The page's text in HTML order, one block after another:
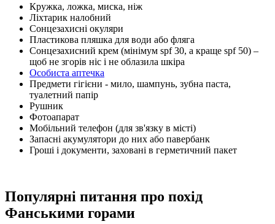
Кружка, ложка, миска, ніж
Ліхтарик налобний
Сонцезахисні окуляри
Пластикова пляшка для води або фляга
Сонцезахисний крем (мінімум spf 30, а краще spf 50) –
щоб не згорів ніс і не облазила шкіра
Особиста аптечка
Предмети гігієни - мило, шампунь, зубна паста,
туалетний папір
Рушник
Фотоапарат
Мобільний телефон (для зв'язку в місті)
Запасні акумулятори до них або павербанк
Гроші і документи, заховані в герметичний пакет
Популярні питання про похід
Фанськими горами